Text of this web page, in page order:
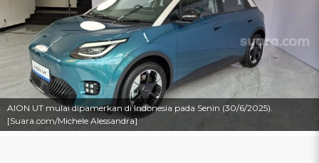
AION UT mulai dipamerkan di Indonesia pada Senin (30/6/2025).
[Suara.com/Michele Alessandra]